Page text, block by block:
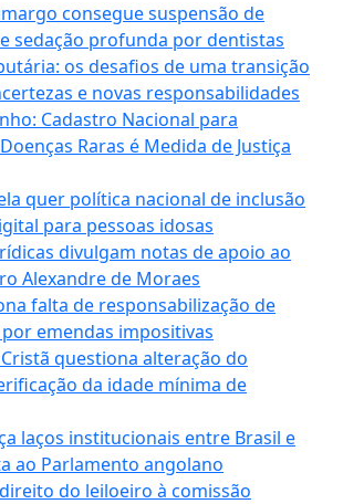
consegue suspensão de
sedação profunda por dentistas
os desafios de uma transição
e novas responsabilidades
Cadastro Nacional para
Raras é Medida de Justiça
quer política nacional de inclusão
para pessoas idosas
divulgam notas de apoio ao
Alexandre de Moraes
falta de responsabilização de
emendas impositivas
questiona alteração do
da idade mínima de
laços institucionais entre Brasil e
ao Parlamento angolano
do leiloeiro à comissão